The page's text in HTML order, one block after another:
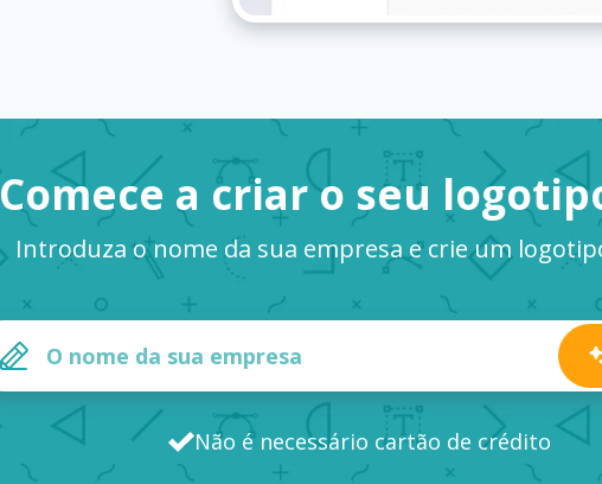
Comece a criar o seu
Introduza o nome da sua empresa e crie um
Não é necessário cartão de crédito